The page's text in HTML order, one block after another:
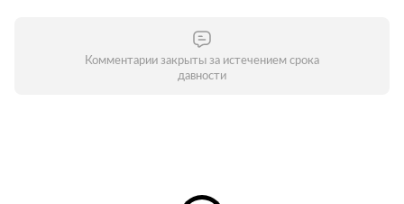
Комментарии закрыты за истечением срока
давности